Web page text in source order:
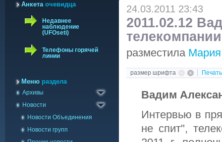
Анкетаочевидца
Недавнее
наблюдение
(UFOseti)
Телефоны горячей
линии
Меню раздела
Архивы
Газета Космопоиск
Архив новостей
Новости
Новости Объединения
Новости групп
24.03.2011 23:43
2011.02.12
разместила
размер шрифта Печать
Вадим
Интервью в
не спит",